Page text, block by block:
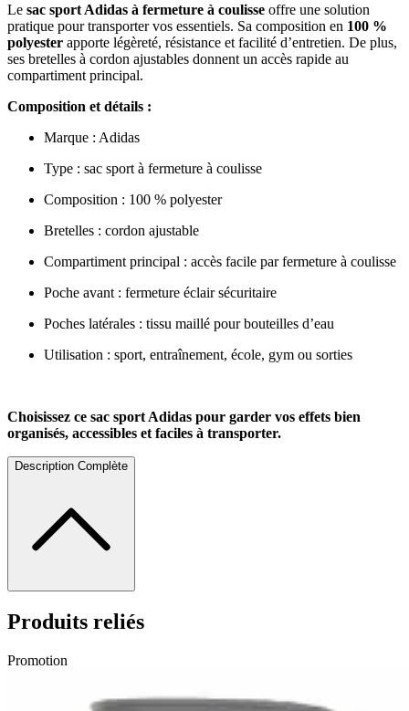
Le sac sport Adidas à fermeture à coulisse offre une solution
pratique pour transporter vos essentiels. Sa composition en 100 %
polyester apporte légèreté, résistance et facilité d’entretien. De plus,
ses bretelles à cordon ajustables donnent un accès rapide au
compartiment principal.
Composition et détails :
Marque : Adidas
Type : sac sport à fermeture à coulisse
Composition : 100 % polyester
Bretelles : cordon ajustable
Compartiment principal : accès facile par fermeture à coulisse
Poche avant : fermeture éclair sécuritaire
Poches latérales : tissu maillé pour bouteilles d’eau
Utilisation : sport, entraînement, école, gym ou sorties
Choisissez ce sac sport Adidas pour garder vos effets bien
organisés, accessibles et faciles à transporter.
Description Complète
Produits reliés
Promotion